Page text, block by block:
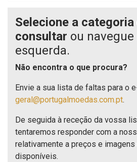
Selecione a
consultar ou
esquerda.
Não encontra o que procura?
Envie a sua lista de faltas para o
geral@portugalmoedas.com.pt.
De seguida à receção da vossa
tentaremos responder com a
relativamente a preços e
disponíveis.